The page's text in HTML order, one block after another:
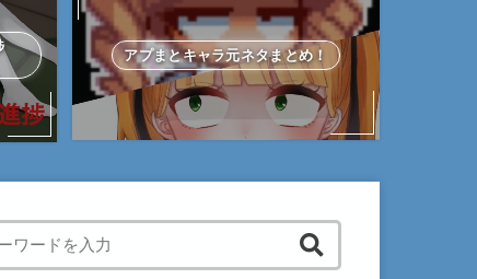
捗
アプまとキャラ元ネタまとめ！
autocomplete results are available use up and down